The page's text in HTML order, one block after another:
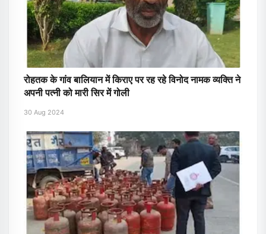
रोहतक के गांव बालियान में किराए पर रह रहे विनोद नामक व्यक्ति ने
अपनी पत्नी को मारी सिर में गोली
30 Aug 2024